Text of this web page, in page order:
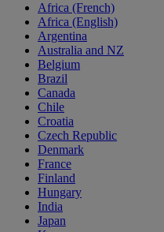
Africa (French)
Africa (English)
Argentina
Australia and NZ
Belgium
Brazil
Canada
Chile
Croatia
Czech Republic
Denmark
France
Finland
Hungary
India
Japan